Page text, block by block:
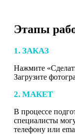
Этапы
1. ЗАКАЗ
Нажмите
Загрузите
2. МАКЕТ
В процессе
специалисты
телефону или